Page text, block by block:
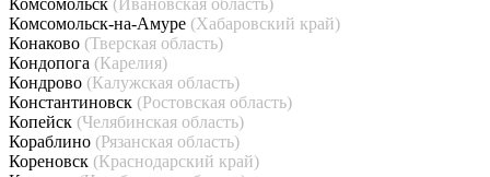
Комсомольск (Ивановская область)
Комсомольск-на-Амуре (Хабаровский край)
Конаково (Тверская область)
Кондопога (Карелия)
Кондрово (Калужская область)
Константиновск (Ростовская область)
Копейск (Челябинская область)
Кораблино (Рязанская область)
Кореновск (Краснодарский край)